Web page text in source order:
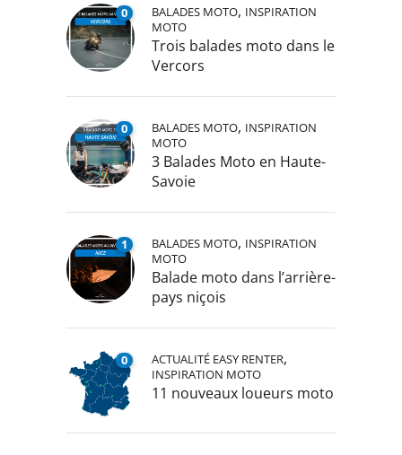
0 BALADES MOTO, INSPIRATION
MOTO
Trois balades moto dans le
Vercors
0 BALADES MOTO, INSPIRATION
MOTO
3 Balades Moto en Haute-
Savoie
1 BALADES MOTO, INSPIRATION
MOTO
Balade moto dans l’arrière-
pays niçois
0 ACTUALITÉ EASY RENTER,
INSPIRATION MOTO
11 nouveaux loueurs moto